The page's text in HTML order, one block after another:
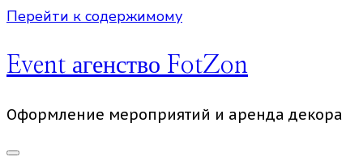
Перейти к содержимому
Event агенство FotZon
Оформление мероприятий и аренда декора